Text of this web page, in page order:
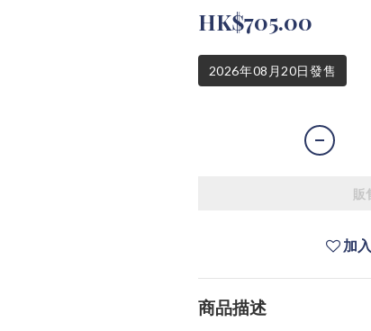
HK$705.00
2026年08月20日發售
販
加
商品描述